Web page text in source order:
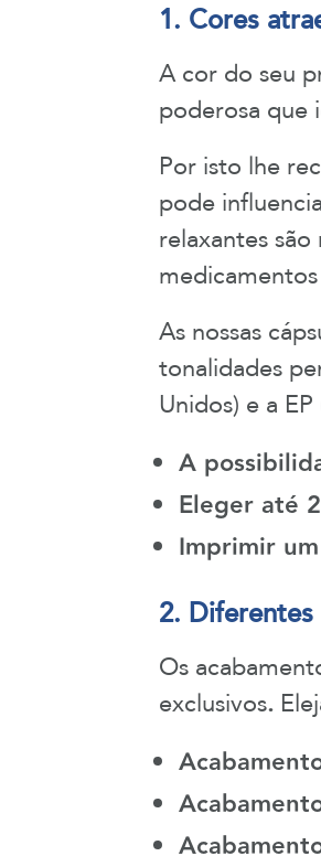
1. Cores
A cor do seu
poderosa que
Por isto lhe
pode
relaxantes
As nossas
tonalidades
Unidos) e a
A
Eleger até
Imprimir
2.
Os
exclusivos.